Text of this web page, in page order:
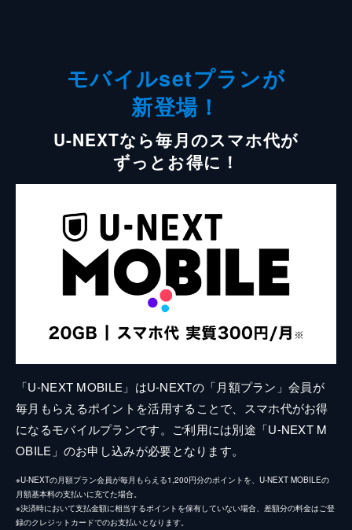
モバイルsetプランが
新登場！
U-NEXTなら毎月のスマホ代が
ずっとお得に！
「U-NEXT MOBILE」はU-NEXTの「月額プラン」会員が
毎月もらえるポイントを活用することで、スマホ代がお得
になるモバイルプランです。ご利用には別途「U-NEXT M
OBILE」のお申し込みが必要となります。
※U-NEXTの月額プラン会員が毎月もらえる1,200円分のポイントを、U-NEXT MOBILEの
月額基本料の支払いに充てた場合。
※決済時において支払金額に相当するポイントを保有していない場合、差額分の料金はご登
録のクレジットカードでのお支払いとなります。